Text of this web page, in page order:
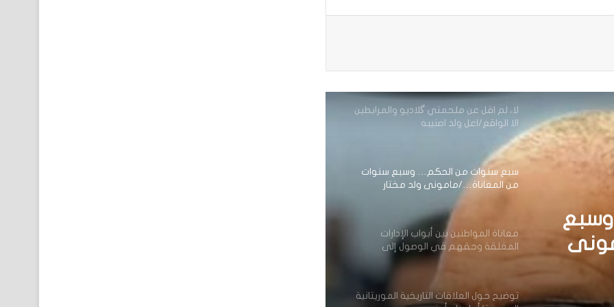
في
سبع سنوات من الحكم… وسبع سنوات
من المعاناة…/مامونى ولد مختار
معاناة المواطنين بين أبواب الإدارات
المغلقة وحقهم في الوصول إلى
توضيح حول العلاقات التاريخية الموريتانية
المغربية/أعل ولد أصنيبه
لحراطين ..والبعث! حول العبودية